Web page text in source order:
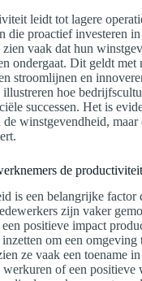
leidt tot lagere
die proactief investeren
vaak dat hun
ondergaat. Dit geldt met
stroomlijnen en
hoe
successen. Het is
winstgevendheid, maar
de
is een belangrijke
zijn vaker
positieve impact
om een omgeving
ze vaak een toename
of een positieve